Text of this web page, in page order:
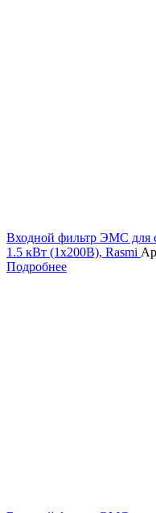
Входной фильтр ЭМС для
1.5 кВт (1х200В), Rasmi
Подробнее